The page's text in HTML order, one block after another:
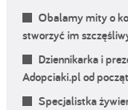
Obalamy mity o
stworzyć im
Dziennikarka i
Adopciaki.pl od
Specjalistka